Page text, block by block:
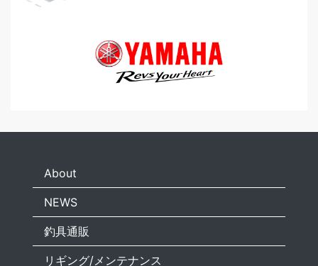
About
NEWS
釣具通販
リギング/メンテナンス